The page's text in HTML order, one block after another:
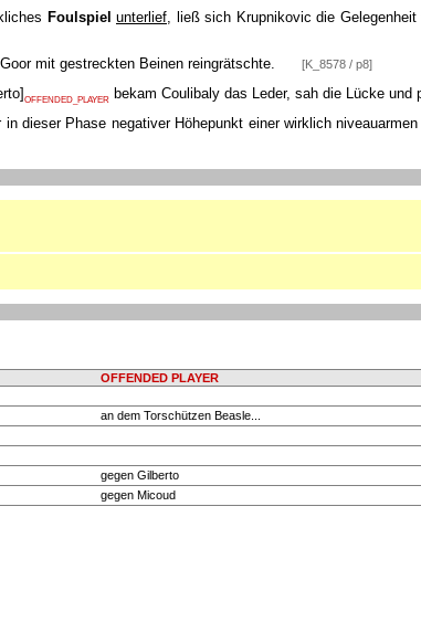
Foulspiel unterlief, ließ sich Krupnikovic die
mit gestreckten Beinen reingrätschte. [K_8578 / p8]
] OFFENDED_PLAYER bekam Coulibaly das Leder, sah die Lücke und
in dieser Phase negativer Höhepunkt einer wirklich
OFFENDED PLAYER
an dem Torschützen Beasle...
gegen Gilberto
gegen Micoud